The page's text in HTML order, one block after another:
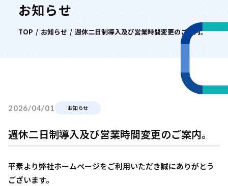
お知らせ
TOP お知らせ 週休二日制導入及び営業時間変更のご案内。
2026/04/01 お知らせ
週休二日制導入及び営業時間変更のご案内。
平素より弊社ホームページをご利用いただき誠にありがとう
ございます。